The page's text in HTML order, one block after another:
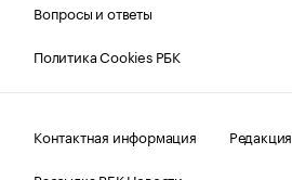
Вопросы и ответы
Политика Cookies РБК
Контактная информация
Редакция